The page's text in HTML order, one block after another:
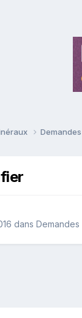
dans